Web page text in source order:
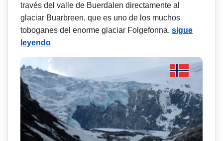
través del valle de Buerdalen directamente al
glaciar Buarbreen, que es uno de los muchos
toboganes del enorme glaciar Folgefonna. sigue
leyendo